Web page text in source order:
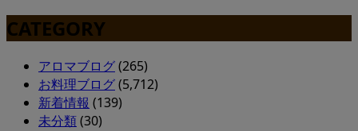
CATEGORY
アロマブログ(265)
お料理ブログ(5,712)
新着情報 (139)
未分類(30)